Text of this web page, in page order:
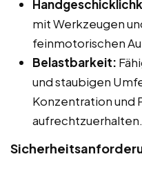
mit Werkzeugen
feinmotorischen
Belastbarkeit:
und staubigen
Konzentration und
aufrechtzuerhalten.